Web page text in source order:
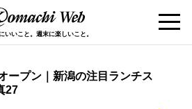
いいこと。週末に楽しいこと。
ープン｜新潟の注目ランチス
27